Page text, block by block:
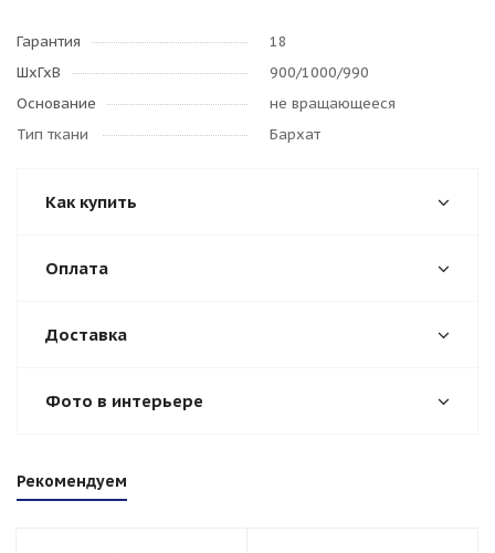
Гарантия
18
ШхГхВ
900/1000/990
Основание
не вращающееся
Тип ткани
Бархат
Как купить
Оплата
Доставка
Фото в интерьере
Рекомендуем